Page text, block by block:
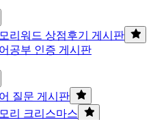
리워드 상점후기 게시판
공부 인증 게시판
질문 게시판
리 크리스마스